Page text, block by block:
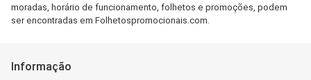
moradas, horário de funcionamento, folhetos e promoções, podem
ser encontradas em Folhetospromocionais.com.
Informação